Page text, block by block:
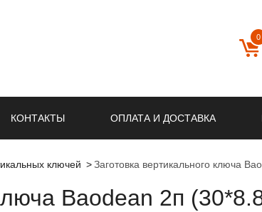
0
КОНТАКТЫ ОПЛАТА И ДОСТАВКА
ключей Заготовка вертикального ключа
Baodean 2п